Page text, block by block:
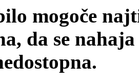
mogoče
da se